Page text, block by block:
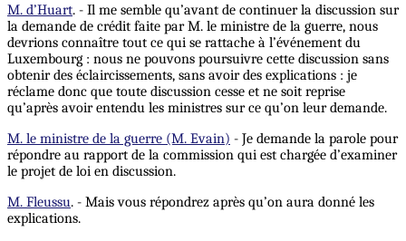
M. d’Huart. - Il me semble qu’avant de continuer la discussion sur
la demande de crédit faite par M. le ministre de la guerre, nous
devrions connaître tout ce qui se rattache à l’événement du
Luxembourg : nous ne pouvons poursuivre cette discussion sans
obtenir des éclaircissements, sans avoir des explications : je
réclame donc que toute discussion cesse et ne soit reprise
qu’après avoir entendu les ministres sur ce qu’on leur demande.
M. le ministre de la guerre (M. Evain) - Je demande la parole pour
répondre au rapport de la commission qui est chargée d’examiner
le projet de loi en discussion.
M. Fleussu. - Mais vous répondrez après qu’on aura donné les
explications.